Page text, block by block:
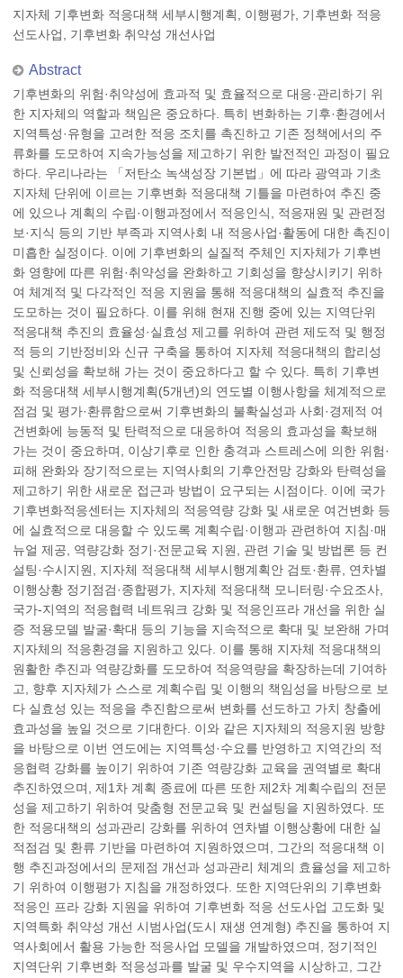
지자체 기후변화 적응대책 세부시행계획, 이행평가, 기후변화 적응
선도사업, 기후변화 취약성 개선사업
Abstract
기후변화의 위험·취약성에 효과적 및 효율적으로 대응·관리하기 위
한 지자체의 역할과 책임은 중요하다. 특히 변화하는 기후·환경에서
지역특성·유형을 고려한 적응 조치를 촉진하고 기존 정책에서의 주
류화를 도모하여 지속가능성을 제고하기 위한 발전적인 과정이 필요
하다. 우리나라는 「저탄소 녹색성장 기본법」에 따라 광역과 기초
지자체 단위에 이르는 기후변화 적응대책 기틀을 마련하여 추진 중
에 있으나 계획의 수립·이행과정에서 적응인식, 적응재원 및 관련정
보·지식 등의 기반 부족과 지역사회 내 적응사업·활동에 대한 촉진이
미흡한 실정이다. 이에 기후변화의 실질적 주체인 지자체가 기후변
화 영향에 따른 위험·취약성을 완화하고 기회성을 향상시키기 위하
여 체계적 및 다각적인 적응 지원을 통해 적응대책의 실효적 추진을
도모하는 것이 필요하다. 이를 위해 현재 진행 중에 있는 지역단위
적응대책 추진의 효율성·실효성 제고를 위하여 관련 제도적 및 행정
적 등의 기반정비와 신규 구축을 통하여 지자체 적응대책의 합리성
및 신뢰성을 확보해 가는 것이 중요하다고 할 수 있다. 특히 기후변
화 적응대책 세부시행계획(5개년)의 연도별 이행사항을 체계적으로
점검 및 평가·환류함으로써 기후변화의 불확실성과 사회·경제적 여
건변화에 능동적 및 탄력적으로 대응하여 적응의 효과성을 확보해
가는 것이 중요하며, 이상기후로 인한 충격과 스트레스에 의한 위험·
피해 완화와 장기적으로는 지역사회의 기후안전망 강화와 탄력성을
제고하기 위한 새로운 접근과 방법이 요구되는 시점이다. 이에 국가
기후변화적응센터는 지자체의 적응역량 강화 및 새로운 여건변화 등
에 실효적으로 대응할 수 있도록 계획수립·이행과 관련하여 지침·매
뉴얼 제공, 역량강화 정기·전문교육 지원, 관련 기술 및 방법론 등 컨
설팅·수시지원, 지자체 적응대책 세부시행계획안 검토·환류, 연차별
이행상황 정기점검·종합평가, 지자체 적응대책 모니터링·수요조사,
국가-지역의 적응협력 네트워크 강화 및 적응인프라 개선을 위한 실
증 적용모델 발굴·확대 등의 기능을 지속적으로 확대 및 보완해 가며
지자체의 적응환경을 지원하고 있다. 이를 통해 지자체 적응대책의
원활한 추진과 역량강화를 도모하여 적응역량을 확장하는데 기여하
고, 향후 지자체가 스스로 계획수립 및 이행의 책임성을 바탕으로 보
다 실효성 있는 적응을 추진함으로써 변화를 선도하고 가치 창출에
효과성을 높일 것으로 기대한다. 이와 같은 지자체의 적응지원 방향
을 바탕으로 이번 연도에는 지역특성·수요를 반영하고 지역간의 적
응협력 강화를 높이기 위하여 기존 역량강화 교육을 권역별로 확대
추진하였으며, 제1차 계획 종료에 따른 또한 제2차 계획수립의 전문
성을 제고하기 위하여 맞춤형 전문교육 및 컨설팅을 지원하였다. 또
한 적응대책의 성과관리 강화를 위하여 연차별 이행상황에 대한 실
적점검 및 환류 기반을 마련하여 지원하였으며, 그간의 적응대책 이
행 추진과정에서의 문제점 개선과 성과관리 체계의 효율성을 제고하
기 위하여 이행평가 지침을 개정하였다. 또한 지역단위의 기후변화
적응인 프라 강화 지원을 위하여 기후변화 적응 선도사업 고도화 및
지역특화 취약성 개선 시범사업(도시 재생 연계형) 추진을 통하여 지
역사회에서 활용 가능한 적응사업 모델을 개발하였으며, 정기적인
지역단위 기후변화 적응성과를 발굴 및 우수지역을 시상하고, 그간